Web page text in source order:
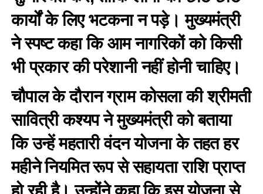
कार्यों के लिए भटकना न पड़े। मुख्यमंत्री
ने स्पष्ट कहा कि आम नागरिकों को किसी
भी प्रकार की परेशानी नहीं होनी चाहिए।
चौपाल के दौरान ग्राम कोसला की श्रीमती
सावित्री कश्यप ने मुख्यमंत्री को बताया
कि उन्हें महतारी वंदन योजना के तहत हर
महीने नियमित रूप से सहायता राशि प्राप्त